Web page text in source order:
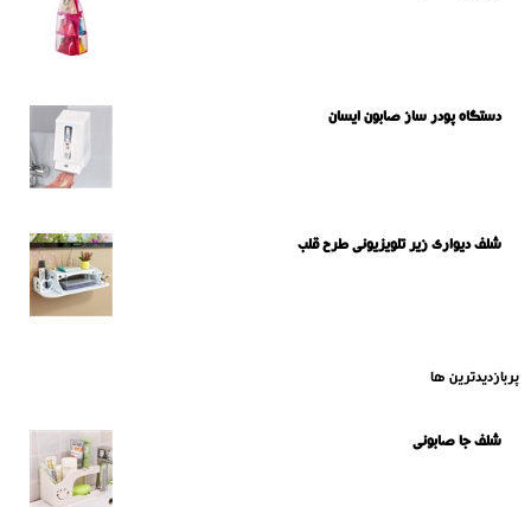
دستگاه پودر ساز صابون ایسان
شلف دیواری زیر تلویزیونی طرح قلب
پربازدیدترین ها
شلف جا صابونی